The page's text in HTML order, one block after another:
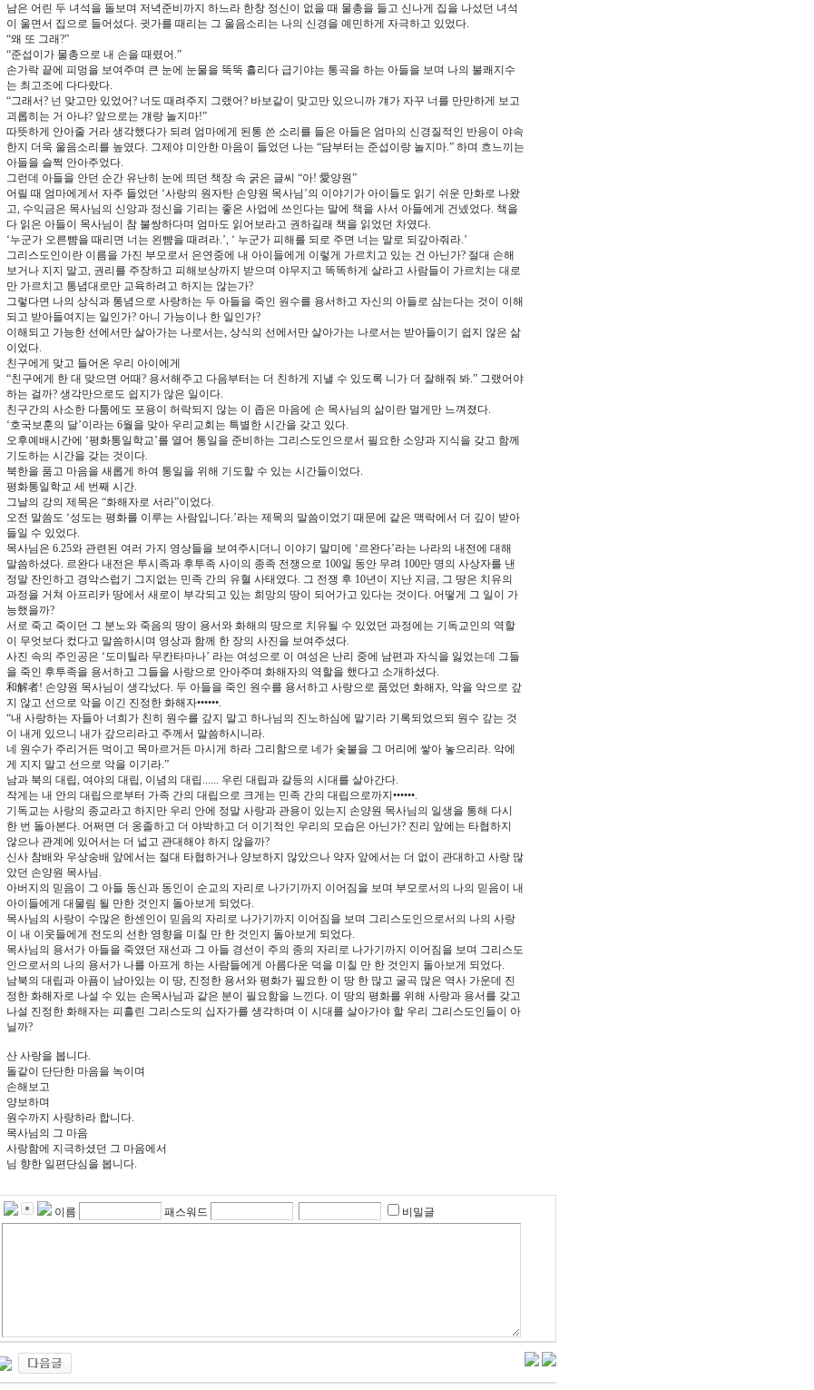
남은 어린 두 녀석을 돌보며 저녁준비까지 하느라 한창 정신이 없을 때 물총을 들고 신나게 집을 나섰던 녀석
이 울면서 집으로 들어섰다. 귓가를 때리는 그 울음소리는 나의 신경을 예민하게 자극하고 있었다.
“왜 또 그래?”
“준섭이가 물총으로 내 손을 때렸어.”
손가락 끝에 피멍을 보여주며 큰 눈에 눈물을 뚝뚝 흘리다 급기야는 통곡을 하는 아들을 보며 나의 불쾌지수
는 최고조에 다다랐다.
“그래서? 넌 맞고만 있었어? 너도 때려주지 그랬어? 바보같이 맞고만 있으니까 걔가 자꾸 너를 만만하게 보고
괴롭히는 거 아냐? 앞으로는 걔랑 놀지마!”
따뜻하게 안아줄 거라 생각했다가 되려 엄마에게 된통 쓴 소리를 들은 아들은 엄마의 신경질적인 반응이 야속
한지 더욱 울음소리를 높였다. 그제야 미안한 마음이 들었던 나는 “담부터는 준섭이랑 놀지마.” 하며 흐느끼는
아들을 슬쩍 안아주었다.
그런데 아들을 안던 순간 유난히 눈에 띄던 책장 속 굵은 글씨 “아! 愛양원”
어릴 때 엄마에게서 자주 들었던 ‘사랑의 원자탄 손양원 목사님’의 이야기가 아이들도 읽기 쉬운 만화로 나왔
고, 수익금은 목사님의 신앙과 정신을 기리는 좋은 사업에 쓰인다는 말에 책을 사서 아들에게 건넸었다. 책을
다 읽은 아들이 목사님이 참 불쌍하다며 엄마도 읽어보라고 권하길래 책을 읽었던 차였다.
‘누군가 오른뺨을 때리면 너는 왼뺨을 때려라.’, ‘ 누군가 피해를 되로 주면 너는 말로 되갚아줘라.’
그리스도인이란 이름을 가진 부모로서 은연중에 내 아이들에게 이렇게 가르치고 있는 건 아닌가? 절대 손해
보거나 지지 말고, 권리를 주장하고 피해보상까지 받으며 야무지고 똑똑하게 살라고 사람들이 가르치는 대로
만 가르치고 통념대로만 교육하려고 하지는 않는가?
그렇다면 나의 상식과 통념으로 사랑하는 두 아들을 죽인 원수를 용서하고 자신의 아들로 삼는다는 것이 이해
되고 받아들여지는 일인가? 아니 가능이나 한 일인가?
이해되고 가능한 선에서만 살아가는 나로서는, 상식의 선에서만 살아가는 나로서는 받아들이기 쉽지 않은 삶
이었다.
친구에게 맞고 들어온 우리 아이에게
“친구에게 한 대 맞으면 어때? 용서해주고 다음부터는 더 친하게 지낼 수 있도록 니가 더 잘해줘 봐.” 그랬어야
하는 걸까? 생각만으로도 쉽지가 않은 일이다.
친구간의 사소한 다툼에도 포용이 허락되지 않는 이 좁은 마음에 손 목사님의 삶이란 멀게만 느껴졌다.
‘호국보훈의 달’이라는 6월을 맞아 우리교회는 특별한 시간을 갖고 있다.
오후예배시간에 ‘평화통일학교’를 열어 통일을 준비하는 그리스도인으로서 필요한 소양과 지식을 갖고 함께
기도하는 시간을 갖는 것이다.
북한을 품고 마음을 새롭게 하여 통일을 위해 기도할 수 있는 시간들이었다.
평화통일학교 세 번째 시간.
그날의 강의 제목은 “화해자로 서라”이었다.
오전 말씀도 ‘성도는 평화를 이루는 사람입니다.’라는 제목의 말씀이었기 때문에 같은 맥락에서 더 깊이 받아
들일 수 있었다.
목사님은 6.25와 관련된 여러 가지 영상들을 보여주시더니 이야기 말미에 ‘르완다’라는 나라의 내전에 대해
말씀하셨다. 르완다 내전은 투시족과 후투족 사이의 종족 전쟁으로 100일 동안 무려 100만 명의 사상자를 낸
정말 잔인하고 경악스럽기 그지없는 민족 간의 유혈 사태였다. 그 전쟁 후 10년이 지난 지금, 그 땅은 치유의
과정을 거쳐 아프리카 땅에서 새로이 부각되고 있는 희망의 땅이 되어가고 있다는 것이다. 어떻게 그 일이 가
능했을까?
서로 죽고 죽이던 그 분노와 죽음의 땅이 용서와 화해의 땅으로 치유될 수 있었던 과정에는 기독교인의 역할
이 무엇보다 컸다고 말씀하시며 영상과 함께 한 장의 사진을 보여주셨다.
사진 속의 주인공은 ‘도미틸라 무칸타마나’ 라는 여성으로 이 여성은 난리 중에 남편과 자식을 잃었는데 그들
을 죽인 후투족을 용서하고 그들을 사랑으로 안아주며 화해자의 역할을 했다고 소개하셨다.
和解者! 손양원 목사님이 생각났다. 두 아들을 죽인 원수를 용서하고 사랑으로 품었던 화해자, 악을 악으로 갚
지 않고 선으로 악을 이긴 진정한 화해자••••••.
“내 사랑하는 자들아 너희가 친히 원수를 갚지 말고 하나님의 진노하심에 맡기라 기록되었으되 원수 갚는 것
이 내게 있으니 내가 갚으리라고 주께서 말씀하시니라.
네 원수가 주리거든 먹이고 목마르거든 마시게 하라 그리함으로 네가 숯불을 그 머리에 쌓아 놓으리라. 악에
게 지지 말고 선으로 악을 이기라.”
남과 북의 대립, 여야의 대립, 이념의 대립...... 우린 대립과 갈등의 시대를 살아간다.
작게는 내 안의 대립으로부터 가족 간의 대립으로 크게는 민족 간의 대립으로까지••••••.
기독교는 사랑의 종교라고 하지만 우리 안에 정말 사랑과 관용이 있는지 손양원 목사님의 일생을 통해 다시
한 번 돌아본다. 어쩌면 더 옹졸하고 더 야박하고 더 이기적인 우리의 모습은 아닌가? 진리 앞에는 타협하지
않으나 관계에 있어서는 더 넓고 관대해야 하지 않을까?
신사 참배와 우상숭배 앞에서는 절대 타협하거나 양보하지 않았으나 약자 앞에서는 더 없이 관대하고 사랑 많
았던 손양원 목사님.
아버지의 믿음이 그 아들 동신과 동인이 순교의 자리로 나가기까지 이어짐을 보며 부모로서의 나의 믿음이 내
아이들에게 대물림 될 만한 것인지 돌아보게 되었다.
목사님의 사랑이 수많은 한센인이 믿음의 자리로 나가기까지 이어짐을 보며 그리스도인으로서의 나의 사랑
이 내 이웃들에게 전도의 선한 영향을 미칠 만 한 것인지 돌아보게 되었다.
목사님의 용서가 아들을 죽였던 재선과 그 아들 경선이 주의 종의 자리로 나가기까지 이어짐을 보며 그리스도
인으로서의 나의 용서가 나를 아프게 하는 사람들에게 아름다운 덕을 미칠 만 한 것인지 돌아보게 되었다.
남북의 대립과 아픔이 남아있는 이 땅, 진정한 용서와 평화가 필요한 이 땅 한 많고 굴곡 많은 역사 가운데 진
정한 화해자로 나설 수 있는 손목사님과 같은 분이 필요함을 느낀다. 이 땅의 평화를 위해 사랑과 용서를 갖고
나설 진정한 화해자는 피흘린 그리스도의 십자가를 생각하며 이 시대를 살아가야 할 우리 그리스도인들이 아
닐까?
산 사랑을 봅니다.
돌같이 단단한 마음을 녹이며
손해보고
양보하며
원수까지 사랑하라 합니다.
목사님의 그 마음
사랑함에 지극하셨던 그 마음에서
님 향한 일편단심을 봅니다.
이름 패스워드 비밀글